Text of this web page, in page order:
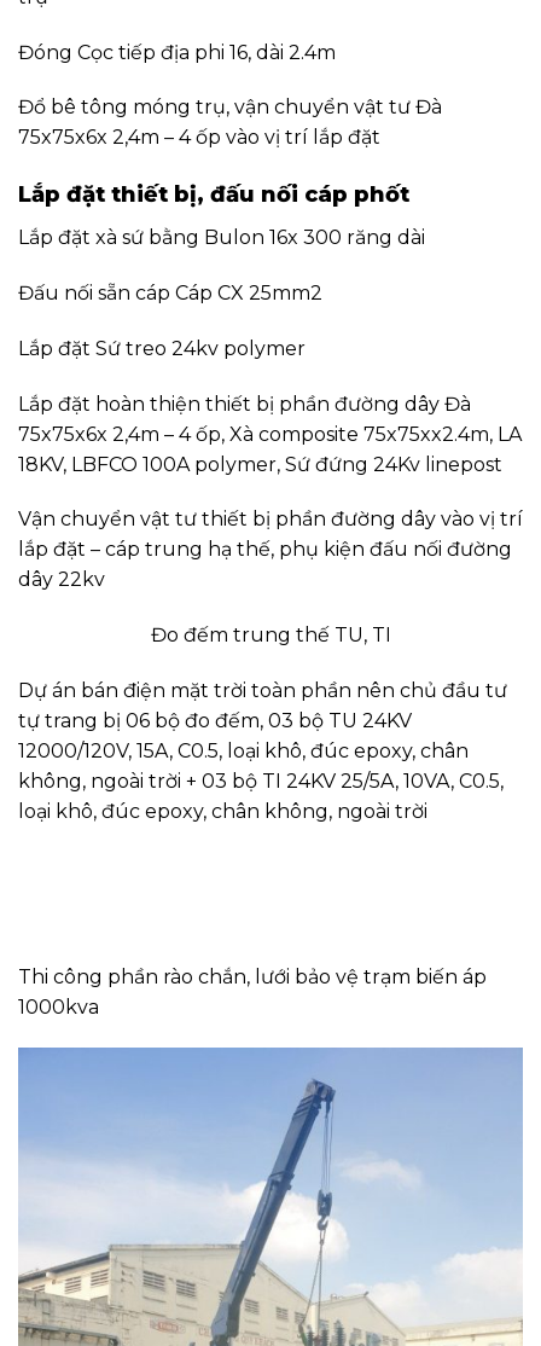
Đóng Cọc tiếp địa phi 16, dài 2.4m
Đổ bê tông móng trụ, vận chuyển vật tư Đà
75x75x6x 2,4m – 4 ốp vào vị trí lắp đặt
Lắp đặt thiết bị, đấu nối cáp phốt
Lắp đặt xà sứ bằng Bulon 16x 300 răng dài
Đấu nối sẵn cáp Cáp CX 25mm2
Lắp đặt Sứ treo 24kv polymer
Lắp đặt hoàn thiện thiết bị phần đường dây Đà
75x75x6x 2,4m – 4 ốp, Xà composite 75x75xx2.4m, LA
18KV, LBFCO 100A polymer, Sứ đứng 24Kv linepost
Vận chuyển vật tư thiết bị phần đường dây vào vị trí
lắp đặt – cáp trung hạ thế, phụ kiện đấu nối đường
dây 22kv
Đo đếm trung thế TU, TI
Dự án bán điện mặt trời toàn phần nên chủ đầu tư
tự trang bị 06 bộ đo đếm, 03 bộ TU 24KV
12000/120V, 15A, C0.5, loại khô, đúc epoxy, chân
không, ngoài trời + 03 bộ TI 24KV 25/5A, 10VA, C0.5,
loại khô, đúc epoxy, chân không, ngoài trời
Thi công phần rào chắn, lưới bảo vệ trạm biến áp
1000kva